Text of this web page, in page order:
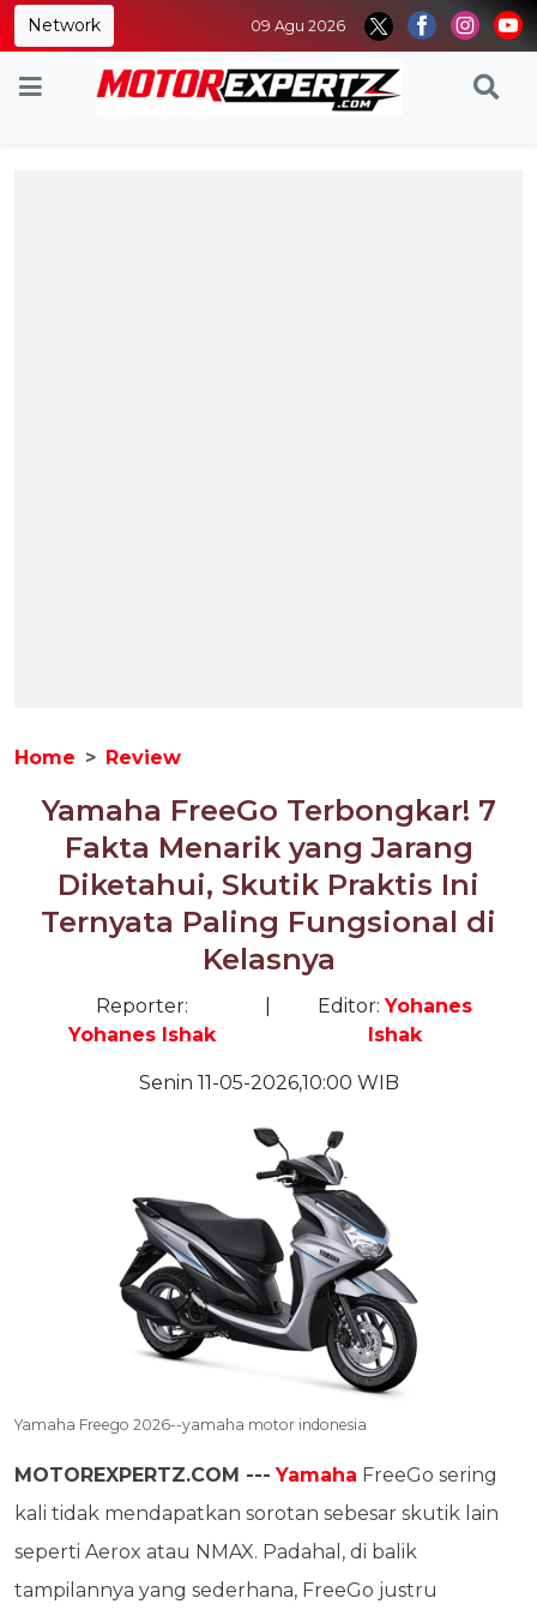
Network 09 Agu 2026
Home Review
Yamaha FreeGo Terbongkar! 7
Fakta Menarik yang Jarang
Diketahui, Skutik Praktis Ini
Ternyata Paling Fungsional di
Kelasnya
Reporter:
Yohanes Ishak
Editor:Yohanes
Ishak
Senin 11-05-2026,10:00 WIB
Yamaha Freego 2026--yamaha motor indonesia
MOTOREXPERTZ.COM --- Yamaha FreeGo sering
kali tidak mendapatkan sorotan sebesar skutik lain
seperti Aerox atau NMAX. Padahal, di balik
tampilannya yang sederhana, FreeGo justru